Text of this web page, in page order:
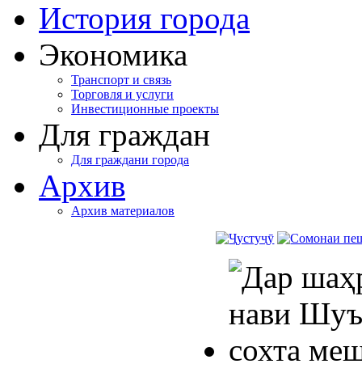
История города
Экономика
Транспорт и связь
Торговля и услуги
Инвестиционные проекты
Для граждан
Для граждани города
Архив
Архив материалов